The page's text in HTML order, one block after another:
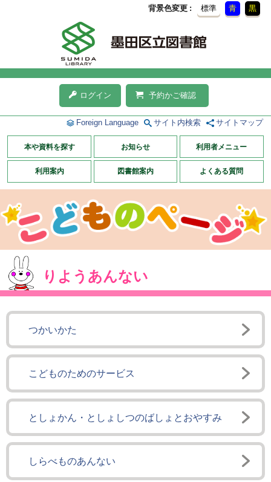
背景色変更 標準 青 黒
ログイン 予約かご確認
Foreign Language サイト内検索 サイトマップ
本や資料を探す お知らせ 利用者メニュー
利用案内 図書館案内 よくある質問
りようあんない
つかいかた
こどものためのサービス
としょかん・としょしつのばしょとおやすみ
しらべものあんない